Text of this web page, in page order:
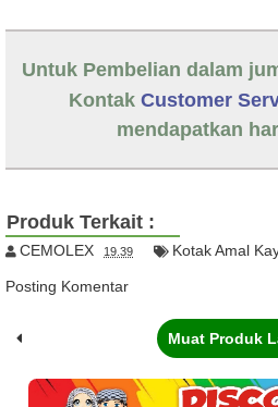
Untuk Pembelian dalam
Kontak Customer
mendapatkan
Produk Terkait :
CEMOLEX 19.39 Kotak Amal
Posting Komentar
Muat Produk